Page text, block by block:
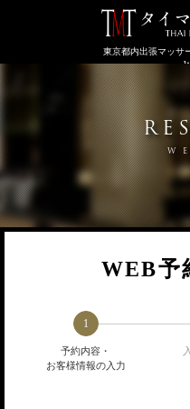
東京都内出張マッサ
WEB予
1
予約内容・
お客様情報の入力